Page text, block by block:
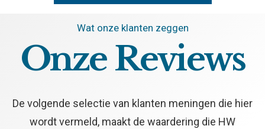
Wat onze klanten zeggen
OnzeReviews
De volgende selectie van klanten meningen die hier
wordt vermeld, maakt de waardering die HW